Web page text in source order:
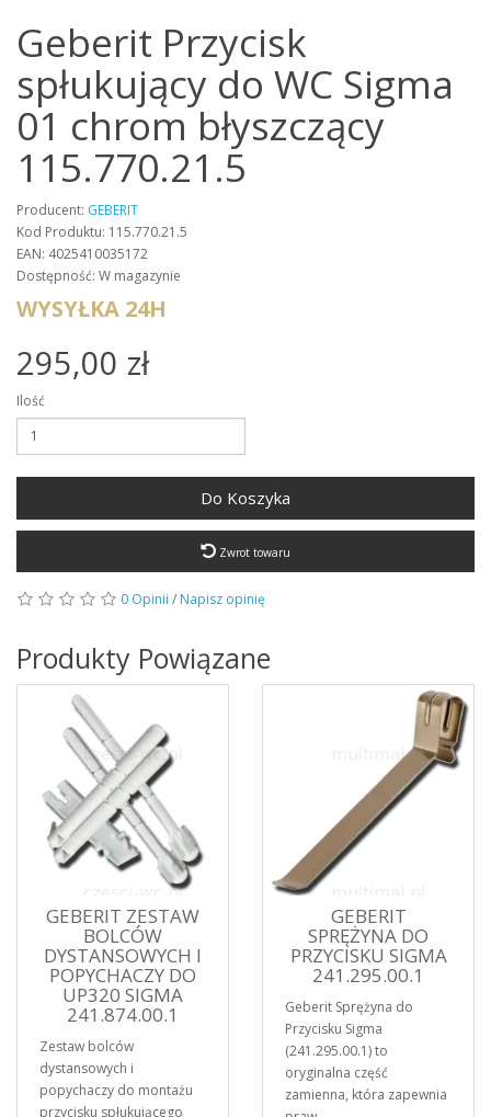
Geberit Przycisk
spłukujący do WC Sigma
01 chrom błyszczący
115.770.21.5
Producent: GEBERIT
Kod Produktu: 115.770.21.5
EAN: 4025410035172
Dostępność: W magazynie
WYSYŁKA 24H
295,00 zł
Ilość
Do Koszyka
Zwrot towaru
0 Opinii / Napisz opinię
Produkty Powiązane
GEBERIT ZESTAW
BOLCÓW
DYSTANSOWYCH I
POPYCHACZY DO
UP320 SIGMA
241.874.00.1
Zestaw bolców
dystansowych i
popychaczy do montażu
przycisku spłukującego
GEBERIT
SPRĘŻYNA DO
PRZYCISKU SIGMA
241.295.00.1
Geberit Sprężyna do
Przycisku Sigma
(241.295.00.1) to
oryginalna część
zamienna, która zapewnia